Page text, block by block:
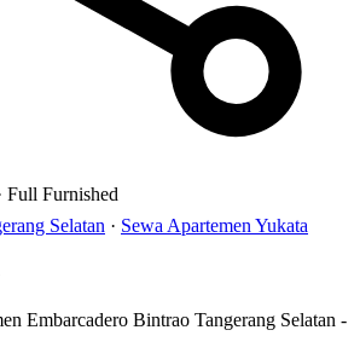
Full Furnished
Selatan · Sewa Apartemen Yukata